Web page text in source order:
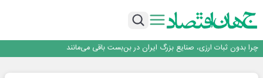
روزنامه ۱۷ مرداد
چرا بدون ثبات ارزی، صنایع بزرگ ایران در بن‌بست باقی می‌مانند